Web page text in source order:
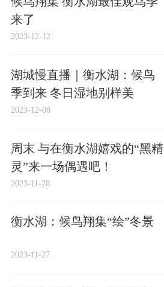
来了
2023-12-12
湖城慢直播｜衡水湖：候鸟
季到来 冬日湿地别样美
2023-12-06
周末 与在衡水湖嬉戏的“黑精
灵”来一场偶遇吧！
2023-11-28
衡水湖：候鸟翔集“绘”冬景
2023-11-27